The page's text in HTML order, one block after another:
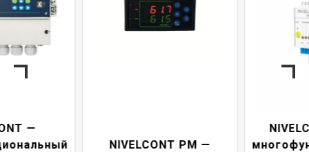
NIVELCONT PM —
NIVELCONT PKK —